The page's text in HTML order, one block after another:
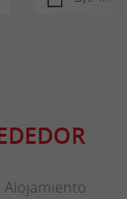
Alojamiento